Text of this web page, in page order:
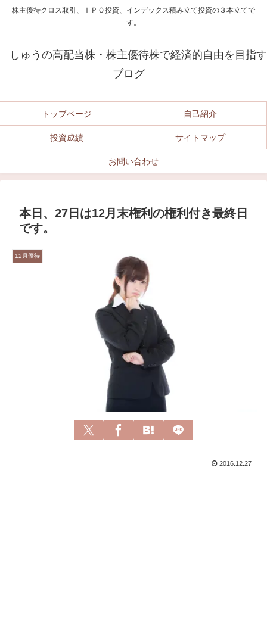
株主優待クロス取引、ＩＰＯ投資、インデックス積み立て投資の３本立てで
す。
しゅうの高配当株・株主優待株で経済的自由を目指す
ブログ
トップページ 自己紹介
投資成績 サイトマップ
お問い合わせ
本日、27日は12月末権利の権利付き最終日
です。
12月優待
2016.12.27